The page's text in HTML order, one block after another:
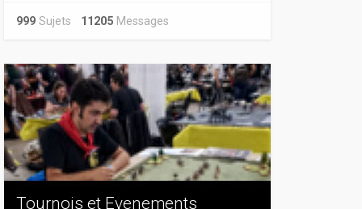
999 Sujets 11205 Messages
Tournois et Evenements